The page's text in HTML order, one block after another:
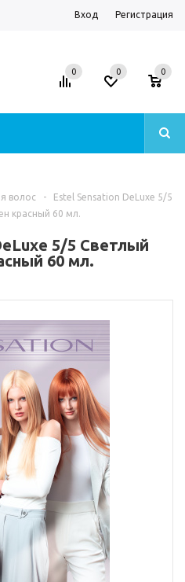
Вход Регистрация
0 0 0
волос -
Estel Sensation DeLuxe 5/5
красный 60 мл.
5/5 Светлый
60 мл.